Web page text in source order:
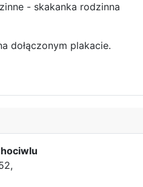
- skakanka rodzinna
dołączonym plakacie.